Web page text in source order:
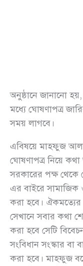
অনুষ্ঠানে জানানো
মধ্যে ঘোষণাপত্র
সময় লাগবে।
এবিষয়ে মাহফুজ
ঘোষণাপত্র নিয়ে
সরকারের পক্ষ থেকে
এর বাইরে সামাজিক
করা হবে। ঐকমত্যের
সেখানে সবার কথা
করা হবে সেটি
সংবিধান সংস্কার বা
করা হবে। মাহফুজ